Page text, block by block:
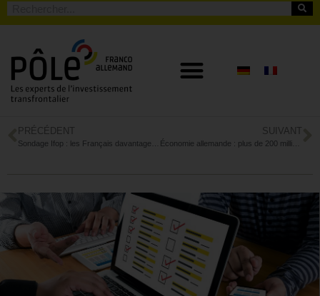
PRÉCÉDENT SUIVANT